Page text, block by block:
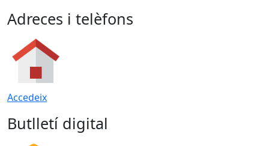
Adreces i telèfons
Accedeix
Butlletí digital